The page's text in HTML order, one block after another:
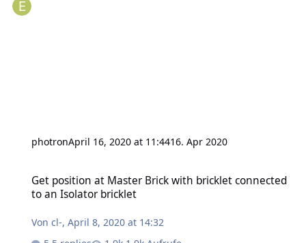
photronApril 16, 2020 at 11:4416. Apr 2020
Get position at Master Brick with bricklet connected
to an Isolator bricklet
Voncl-,April 8, 2020 at 14:32